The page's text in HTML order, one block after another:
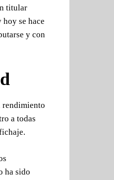
titular
hoy se hace
y con
rendimiento
a todas
ha sido